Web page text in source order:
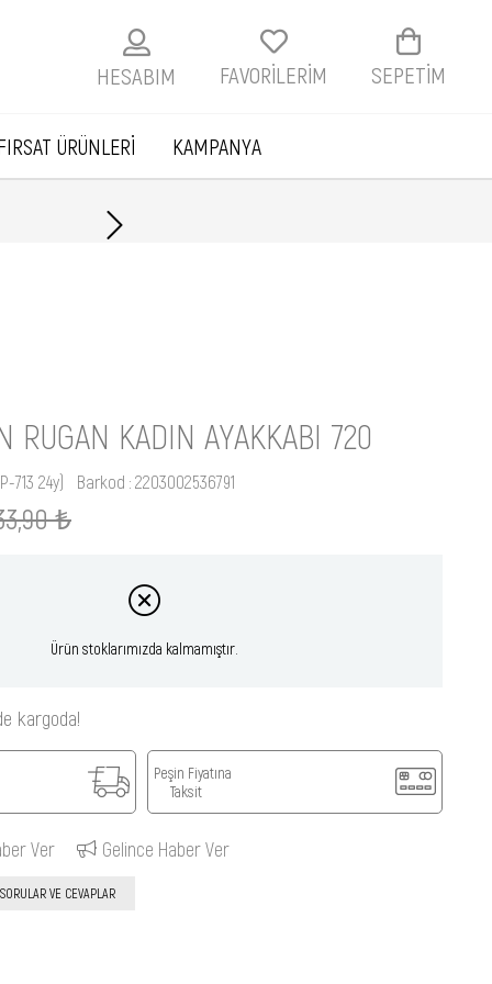
SEPETIM
FAVORİLERİM
HESABIM
ÜRÜNLERİ KAMPANYA
RUGAN KADIN AYAKKABI 720
713 24y) Barkod : 2203002536791
₺
Ürün stoklarımızda kalmamıştır.
kargoda!
Peşin Fiyatına
Taksit
Ver Gelince Haber Ver
SORULAR VE CEVAPLAR